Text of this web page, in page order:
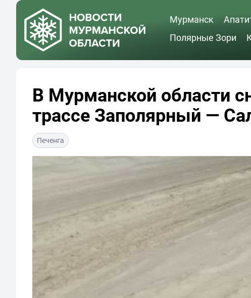
Мурманск
Полярные Зори
В Мурманской области
трассе Заполярный —
Печенга